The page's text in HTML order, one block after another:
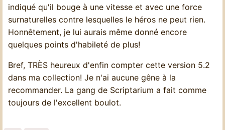
indiqué qu'il bouge à une vitesse et avec une force
surnaturelles contre lesquelles le héros ne peut rien.
Honnêtement, je lui aurais même donné encore
quelques points d'habileté de plus!
Bref, TRÈS heureux d'enfin compter cette version 5.2
dans ma collection! Je n'ai aucune gêne à la
recommander. La gang de Scriptarium a fait comme
toujours de l'excellent boulot.